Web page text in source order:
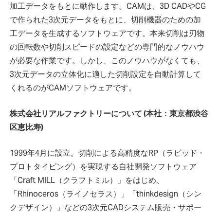
加工データをもとに動作します。CAMは、3D CADやCG
で作られた3次元データをもとに、切削機器のための加
工データを生成するソフトウェアです。本来切削は刃物
の回転数や切削スピードの設定などの専門的なノウハウ
が必要な作業です。しかし、このノウハウがなくても、
3次元データの立体化に適した切削設定を自動計算して
くれるのがCAMソフトウェアです。
株式会社リアルファクトリーについて (本社：東京都渋谷
区恵比寿)
1999年4月に設立。切削による高精度なRP（ラピッド・
プロトタイピング）を実現する自社開発ソフトウェア
「Craft MILL（クラフトミル）」をはじめ、
「Rhinoceros（ライノセラス）」「thinkdesign（シン
クデザイン）」などの3次元CADシステム販売・サポー